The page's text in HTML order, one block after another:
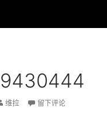
维拉 留下评论